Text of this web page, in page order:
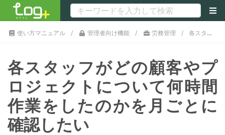
使い方マニュアル 管理者向け機能 労務管理 各スタッフがどの顧客やプロジェクトについて何時間作業をしたのかを月ごとに確認したい
各スタッフがどの顧客やプ
ロジェクトについて何時間
作業をしたのかを月ごとに
確認したい